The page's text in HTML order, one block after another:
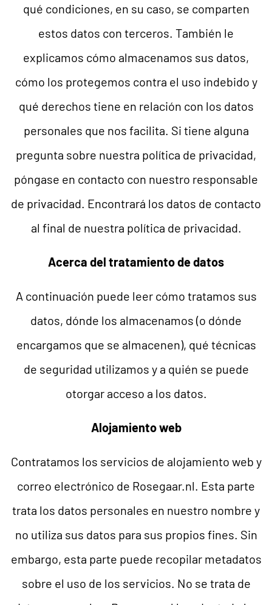
qué condiciones, en su caso, se comparten
estos datos con terceros. También le
explicamos cómo almacenamos sus datos,
cómo los protegemos contra el uso indebido y
qué derechos tiene en relación con los datos
personales que nos facilita. Si tiene alguna
pregunta sobre nuestra política de privacidad,
póngase en contacto con nuestro responsable
de privacidad. Encontrará los datos de contacto
al final de nuestra política de privacidad.
Acerca del tratamiento de datos
A continuación puede leer cómo tratamos sus
datos, dónde los almacenamos (o dónde
encargamos que se almacenen), qué técnicas
de seguridad utilizamos y a quién se puede
otorgar acceso a los datos.
Alojamiento web
Contratamos los servicios de alojamiento web y
correo electrónico de Rosegaar.nl. Esta parte
trata los datos personales en nuestro nombre y
no utiliza sus datos para sus propios fines. Sin
embargo, esta parte puede recopilar metadatos
sobre el uso de los servicios. No se trata de